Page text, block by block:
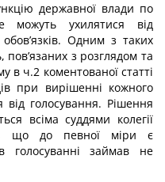
державної влади по
можуть ухилятися від
Одним з таких
пов’язаних з розглядом та
в ч.2 коментованої статті
при вирішенні кожного
голосування. Рішення
всіма суддями колегії
що до певної міри є
займав не